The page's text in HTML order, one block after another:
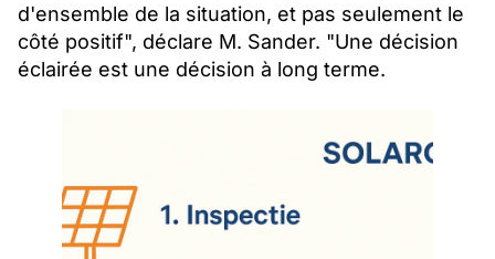
d'ensemble de la situation, et pas seulement le
côté positif", déclare M. Sander. "Une décision
éclairée est une décision à long terme.